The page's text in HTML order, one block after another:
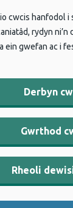
cwcis hanfodol
rydyn
ein gwefan ac i
Derbyn
Gwrthod
Rheoli